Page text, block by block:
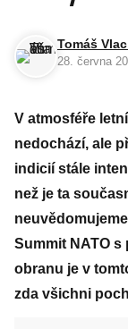
Tomáš
28. června
V atmosféře
nedochází, ale
indicií stále
než je ta
Summit NATO
obranu je v
zda všichni